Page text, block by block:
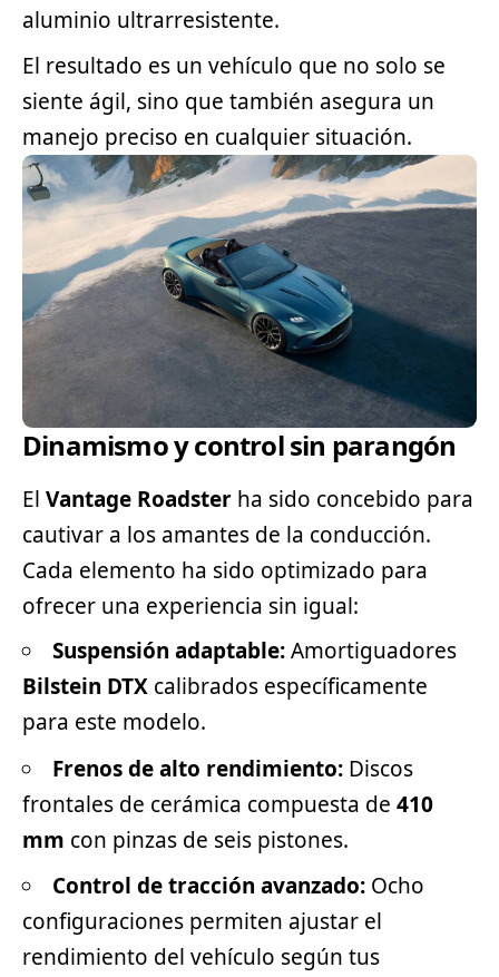
aluminio ultrarresistente.
El resultado es un vehículo que no solo se
siente ágil, sino que también asegura un
manejo preciso en cualquier situación.
Dinamismo y control sin parangón
El Vantage Roadster ha sido concebido para
cautivar a los amantes de la conducción.
Cada elemento ha sido optimizado para
ofrecer una experiencia sin igual:
Suspensión adaptable:Amortiguadores
Bilstein DTX calibrados específicamente
para este modelo.
Frenos de alto rendimiento: Discos
frontales de cerámica compuesta de 410
mm con pinzas de seis pistones.
Control de tracción avanzado: Ocho
configuraciones permiten ajustar el
rendimiento del vehículo según tus